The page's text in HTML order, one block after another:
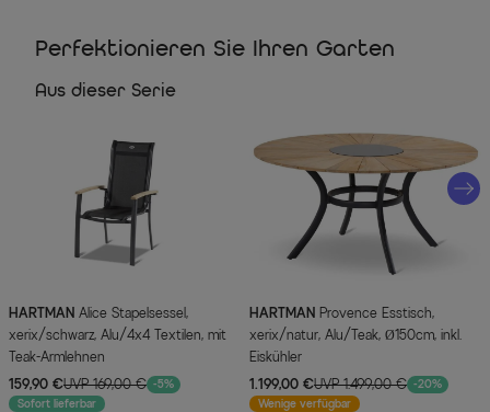
Perfektionieren Sie Ihren Garten
Aus dieser Serie
HARTMAN
xerix/schwarz, Alu/4x4 Textilen, mit
Teak-Armlehnen
159,90 €UVP 169,00 € -5%
Sofort lieferbar
HARTMAN
xerix/natur, Alu/Teak, Ø150cm, inkl.
Eiskühler
1.199,00 €UVP 1.499,00 € -20%
Wenige verfügbar